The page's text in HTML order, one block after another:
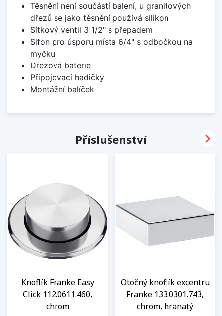
Těsnění není součástí balení, u granitových
dřezů se jako těsnění používá silikon
Sítkový ventil 3 1/2" s přepadem
Sifon pro úsporu místa 6/4" s odbočkou na
myčku
Dřezová baterie
Připojovací hadičky
Montážní balíček
Příslušenství
Knoflík Franke Easy
Click 112.0611.460,
chrom
Otočný knoflík excentru
Franke 133.0301.743,
chrom, hranatý
